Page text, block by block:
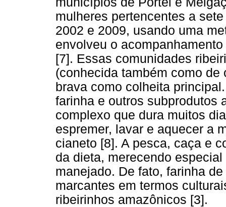
mulheres pertencentes a
2002 e 2009, usando uma
envolveu o
[7]. Essas comunidades
(conhecida também como
brava como colheita
farinha e outros subprodutos
complexo que dura muitos
espremer, lavar e aquecer a
cianeto [8]. A pesca, caça e
da dieta, merecendo
manejado. De fato, farinha
marcantes em termos
ribeirinhos amazônicos [3].